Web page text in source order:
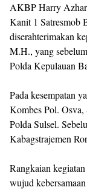
AKBP Harry
Kanit 1 Satresmob
diserahterimakan
M.H., yang
Polda Kepulauan
Pada kesempatan
Kombes Pol.
Polda Sulsel.
Kabagstrajemen
Rangkaian
wujud